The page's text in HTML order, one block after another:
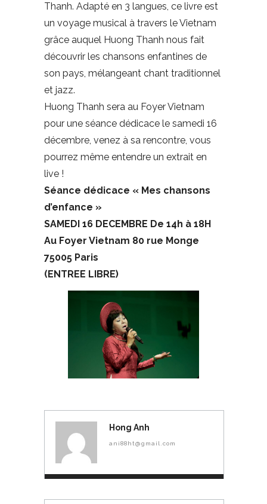
Thanh. Adapté en 3 langues, ce livre est
un voyage musical à travers le Vietnam
grâce auquel Huong Thanh nous fait
découvrir les chansons enfantines de
son pays, mélangeant chant traditionnel
et jazz.
Huong Thanh sera au Foyer Vietnam
pour une séance dédicace le samedi 16
décembre, venez à sa rencontre, vous
pourrez même entendre un extrait en
live !
Séance dédicace « Mes chansons
d’enfance »
SAMEDI 16 DECEMBRE De 14h à 18H
Au Foyer Vietnam 80 rue Monge
75005 Paris
(ENTREE LIBRE)
Hong Anh
ani88ht@gmail.com